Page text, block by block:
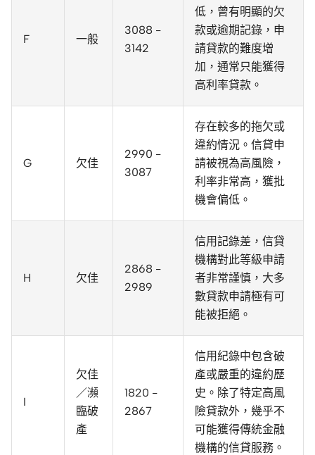
F 一般
3088 -
3142
低，曾有明顯的欠
款或逾期記錄，申
請貸款的難度增
加，通常只能獲得
高利率貸款。
G 欠佳
2990 -
3087
存在較多的拖欠或
違約情況。信貸申
請被視為高風險，
利率非常高，獲批
機會偏低。
H 欠佳
2868 -
2989
信用記錄差，信貸
機構對此等級申請
者非常謹慎，大多
數貸款申請極有可
能被拒絕。
I
欠佳
／瀕
臨破
產
1820 -
2867
信用紀錄中包含破
產或嚴重的違約歷
史。除了特定高風
險貸款外，幾乎不
可能獲得傳統金融
機構的信貸服務。